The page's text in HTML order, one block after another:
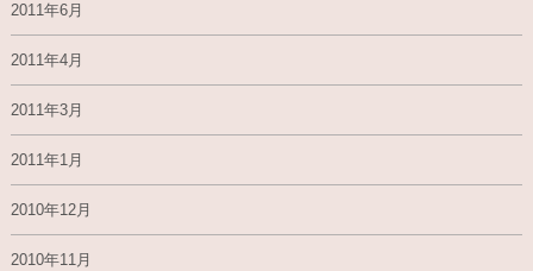
2011年6月
2011年4月
2011年3月
2011年1月
2010年12月
2010年11月